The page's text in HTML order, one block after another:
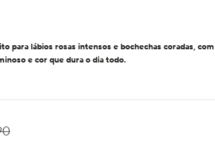
para lábios rosas intensos e bochechas coradas, com
e cor que dura o dia todo.